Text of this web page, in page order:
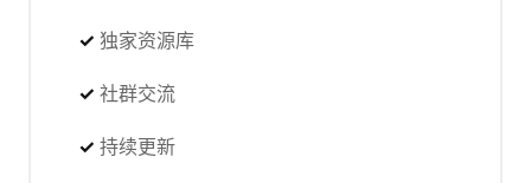
独家资源库
社群交流
持续更新